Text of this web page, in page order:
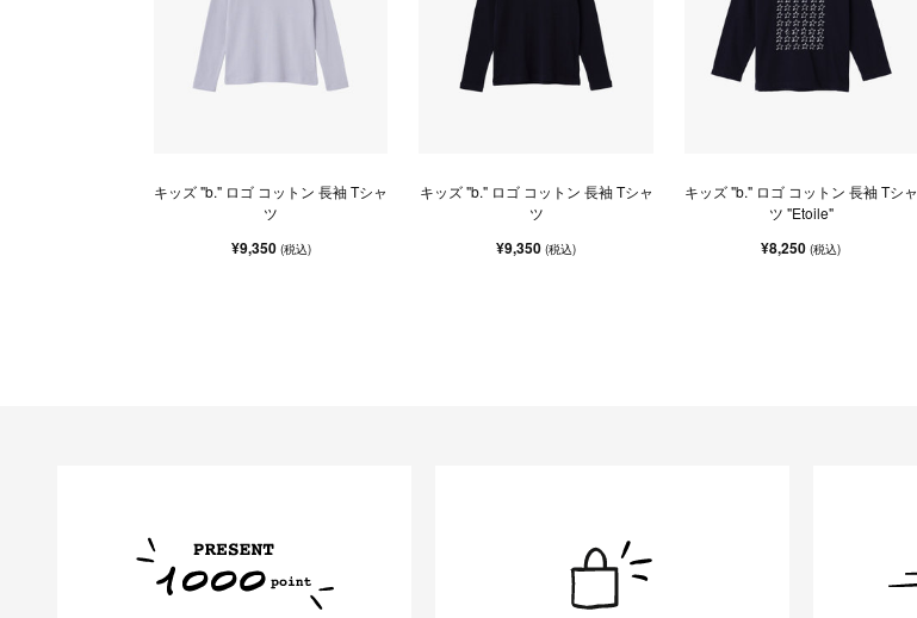
キッズ "b." ロゴ コットン 長袖 Tシャ
ツ
¥9,350 (税込)
キッズ "b." ロゴ コットン 長袖 Tシャ
ツ
¥9,350(税込)
キッズ "b." ロゴ コットン 長袖 Tシャ
ツ "Etoile"
¥8,250(税込)